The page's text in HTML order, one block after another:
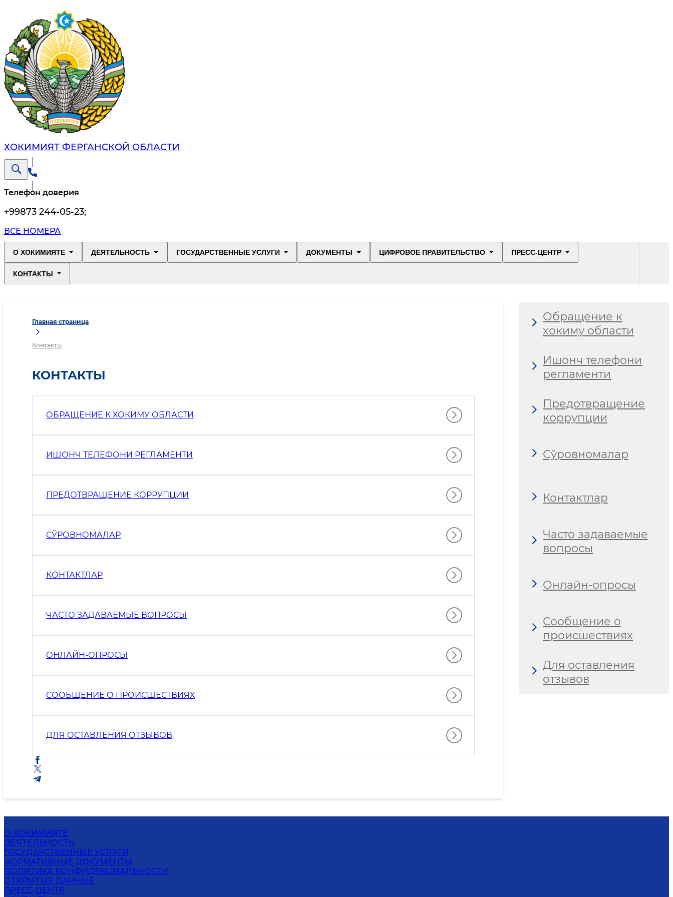
ХОКИМИЯТ ФЕРГАНСКОЙ ОБЛАСТИ
Телефон доверия
+99873 244-05-23;
ВСЕ НОМЕРА
О ХОКИМИЯТЕ ДЕЯТЕЛЬНОСТЬ ГОСУДАРСТВЕННЫЕ УСЛУГИ ДОКУМЕНТЫ ЦИФРОВОЕ ПРАВИТЕЛЬСТВО ПРЕСС-ЦЕНТР
КОНТАКТЫ
Главная страница
Контакты
КОНТАКТЫ
ОБРАЩЕНИЕ К ХОКИМУ ОБЛАСТИ
ИШОНЧ ТЕЛЕФОНИ РЕГЛАМЕНТИ
ПРЕДОТВРАЩЕНИЕ КОРРУПЦИИ
СЎРОВНОМАЛАР
КОНТАКТЛАР
ЧАСТО ЗАДАВАЕМЫЕ ВОПРОСЫ
ОНЛАЙН-ОПРОСЫ
СООБЩЕНИЕ О ПРОИСШЕСТВИЯХ
ДЛЯ ОСТАВЛЕНИЯ ОТЗЫВОВ
Обращение к
хокиму области
Ишонч телефони
регламенти
Предотвращение
коррупции
Сўровномалар
Контактлар
Часто задаваемые
вопросы
Онлайн-опросы
Сообщение о
происшествиях
Для оставления
отзывов
О ХОКИМИЯТЕ
ДЕЯТЕЛЬНОСТЬ
ГОСУДАРСТВЕННЫЕ УСЛУГИ
НОРМАТИВНЫЕ ДОКУМЕНТЫ
ПОЛИТИКА КОНФИДЕНЦИАЛЬНОСТИ
ОТКРЫТЫЕ ДАННЫЕ
ПРЕСС-ЦЕНТР